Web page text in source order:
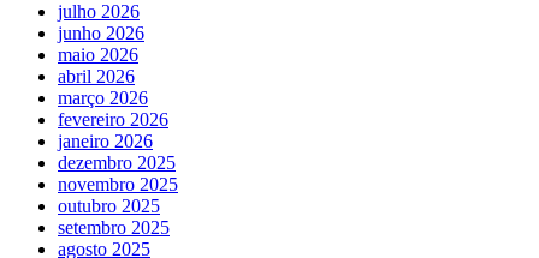
julho 2026
junho 2026
maio 2026
abril 2026
março 2026
fevereiro 2026
janeiro 2026
dezembro 2025
novembro 2025
outubro 2025
setembro 2025
agosto 2025